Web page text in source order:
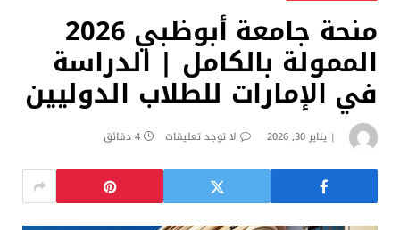
منحة جامعة أبوظبي 2026
الممولة بالكامل | الدراسة
في الإمارات للطلاب الدوليين
يناير 30, 2026 لا توجد تعليقات 4 دقائق